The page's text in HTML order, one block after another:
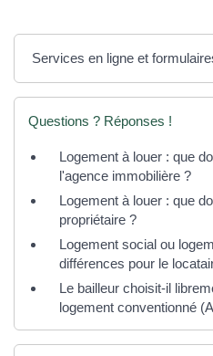
Services en ligne et
Questions ? Réponses !
Logement à louer : que
l'agence immobilière ?
Logement à louer : que
propriétaire ?
Logement social ou
différences pour le
Le bailleur choisit-il
logement conventionné